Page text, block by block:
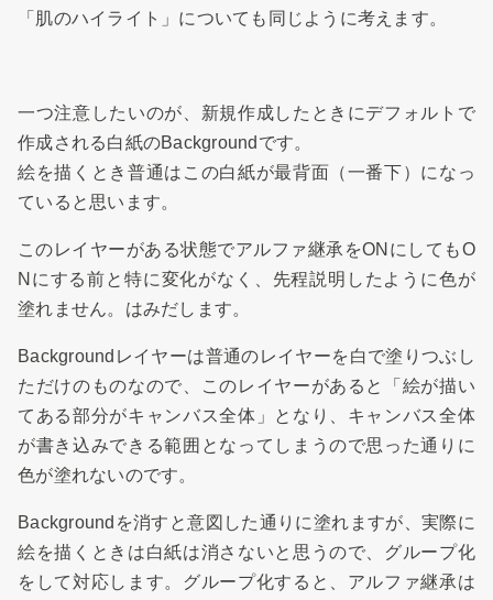
「肌のハイライト」についても同じように考えます。
一つ注意したいのが、新規作成したときにデフォルトで
作成される白紙のBackgroundです。
絵を描くとき普通はこの白紙が最背面（一番下）になっ
ていると思います。
このレイヤーがある状態でアルファ継承をONにしてもO
Nにする前と特に変化がなく、先程説明したように色が
塗れません。はみだします。
Backgroundレイヤーは普通のレイヤーを白で塗りつぶし
ただけのものなので、このレイヤーがあると「絵が描い
てある部分がキャンバス全体」となり、キャンバス全体
が書き込みできる範囲となってしまうので思った通りに
色が塗れないのです。
Backgroundを消すと意図した通りに塗れますが、実際に
絵を描くときは白紙は消さないと思うので、グループ化
をして対応します。グループ化すると、アルファ継承は